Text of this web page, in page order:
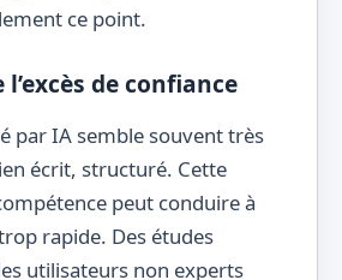
ce point.
de confiance
par IA semble souvent très
écrit, structuré. Cette
peut conduire à
rapide. Des études
utilisateurs non experts